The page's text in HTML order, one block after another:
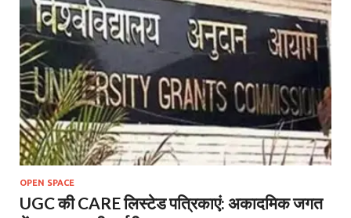
OPEN SPACE
UGC की CARE लिस्टेड पत्रिकाएं: अकादमिक जगत